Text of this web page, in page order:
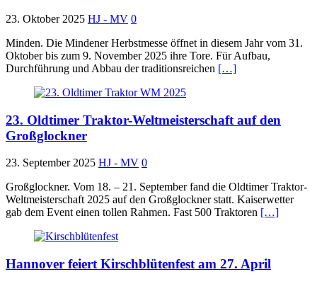
23. Oktober 2025 HJ - MV 0
Minden. Die Mindener Herbstmesse öffnet in diesem Jahr vom 31.
Oktober bis zum 9. November 2025 ihre Tore. Für Aufbau,
Durchführung und Abbau der traditionsreichen […]
23. Oldtimer Traktor-Weltmeisterschaft auf den
Großglockner
23. September 2025 HJ - MV 0
Großglockner. Vom 18. – 21. September fand die Oldtimer Traktor-
Weltmeisterschaft 2025 auf den Großglockner statt. Kaiserwetter
gab dem Event einen tollen Rahmen. Fast 500 Traktoren […]
Hannover feiert Kirschblütenfest am 27. April